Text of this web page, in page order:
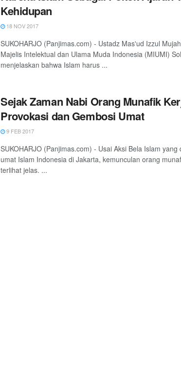
Kehidupan
18 NOV 2017
SUKOHARJO (Panjimas.com) - Ustadz Mas'ud Izzul
Majelis Intelektual dan Ulama Muda Indonesia (MIUMI)
menjelaskan bahwa Islam harus ...
Sejak Zaman Nabi Orang Munafik
Provokasi dan Gembosi Umat
9 FEB 2017
SUKOHARJO (Panjimas.com) - Usai Aksi Bela Islam yang
umat Islam Indonesia di Jakarta, kemunculan orang
terlihat jelas. ...